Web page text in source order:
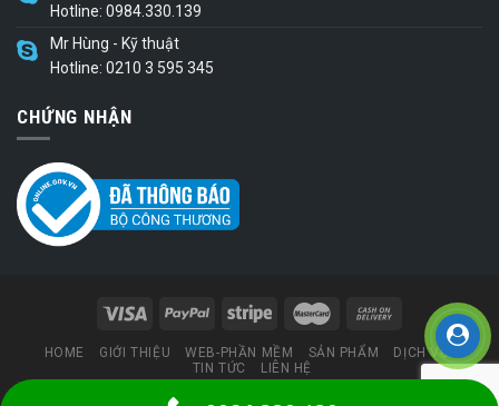
Hotline: 0984.330.139
Mr Hùng - Kỹ thuật
Hotline: 0210 3 595 345
CHỨNG NHẬN
HOME GIỚI THIỆU WEB-PHẦN MỀM SẢN PHẨM
DỊCH VỤ
TIN TỨC
LIÊN HỆ